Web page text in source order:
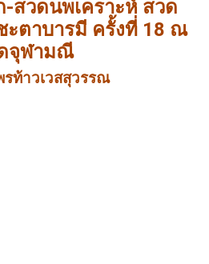
สวดนพเคราะห์ สวด
ตาบารมี ครั้งที่ 18 ณ
จุฬามณี
ท้าวเวสสุวรรณ